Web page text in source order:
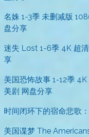
名姝 1-3季 未删减版
盘分享
迷失 Lost 1-6季 4K 超
享
美国恐怖故事 1-12季
美剧 网盘分享
时间闭环下的宿命悲歌
美国谍梦 The